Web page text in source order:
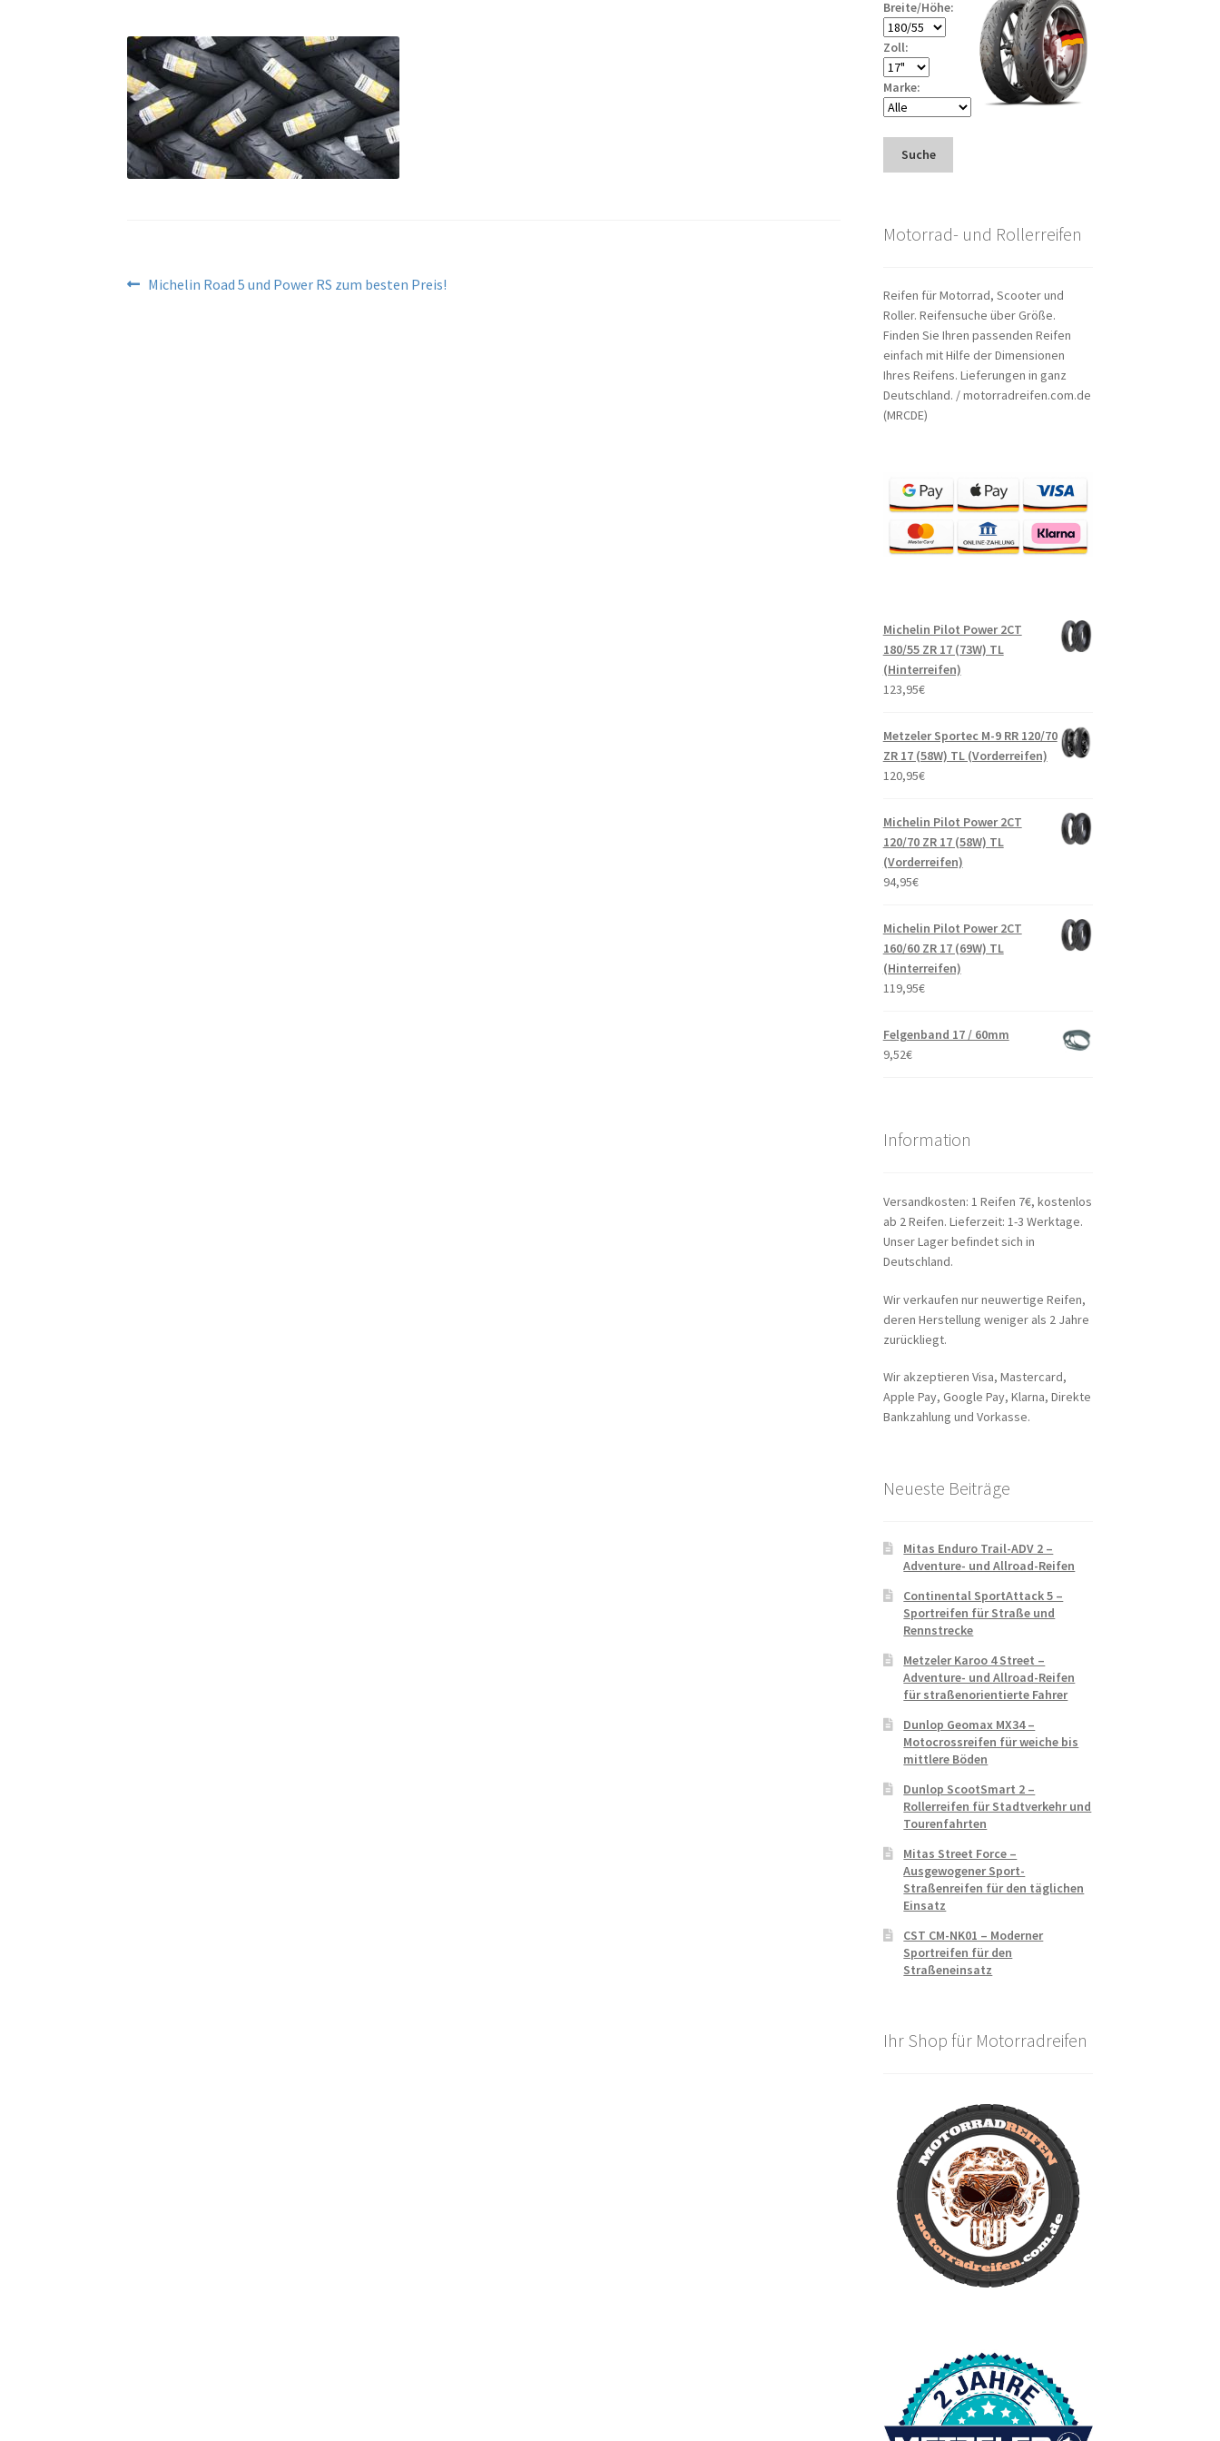
Beitragsnavigation
Vorheriger
Michelin Road 5 und Power RS zum besten Preis!
Breite/Höhe:
Zoll:
Marke:
Suche
Motorrad- und Rollerreifen
Reifen für Motorrad, Scooter und
Roller. Reifensuche über Größe.
Finden Sie Ihren passenden Reifen
einfach mit Hilfe der Dimensionen
Ihres Reifens. Lieferungen in ganz
Deutschland. / motorradreifen.com.de
(MRCDE)
Michelin Pilot Power 2CT
180/55 ZR 17 (73W) TL
(Hinterreifen)
123,95€
Metzeler Sportec M-9 RR 120/70
ZR 17 (58W) TL (Vorderreifen)
120,95€
Michelin Pilot Power 2CT
120/70 ZR 17 (58W) TL
(Vorderreifen)
94,95€
Michelin Pilot Power 2CT
160/60 ZR 17 (69W) TL
(Hinterreifen)
119,95€
Felgenband 17 / 60mm
9,52€
Information
Versandkosten: 1 Reifen 7€, kostenlos
ab 2 Reifen. Lieferzeit: 1-3 Werktage.
Unser Lager befindet sich in
Deutschland.
Wir verkaufen nur neuwertige Reifen,
deren Herstellung weniger als 2 Jahre
zurückliegt.
Wir akzeptieren Visa, Mastercard,
Apple Pay, Google Pay, Klarna, Direkte
Bankzahlung und Vorkasse.
Neueste Beiträge
Mitas Enduro Trail-ADV 2 –
Adventure- und Allroad-Reifen
Continental SportAttack 5 –
Sportreifen für Straße und
Rennstrecke
Metzeler Karoo 4 Street –
Adventure- und Allroad-Reifen
für straßenorientierte Fahrer
Dunlop Geomax MX34 –
Motocrossreifen für weiche bis
mittlere Böden
Dunlop ScootSmart 2 –
Rollerreifen für Stadtverkehr und
Tourenfahrten
Mitas Street Force –
Ausgewogener Sport-
Straßenreifen für den täglichen
Einsatz
CST CM-NK01 – Moderner
Sportreifen für den
Straßeneinsatz
Ihr Shop für Motorradreifen